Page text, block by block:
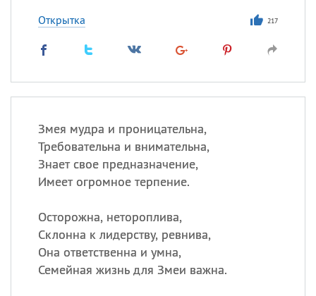
Открытка 217
Змея мудра и проницательна,
Требовательна и внимательна,
Знает свое предназначение,
Имеет огромное терпение.
Осторожна, нетороплива,
Склонна к лидерству, ревнива,
Она ответственна и умна,
Семейная жизнь для Змеи важна.